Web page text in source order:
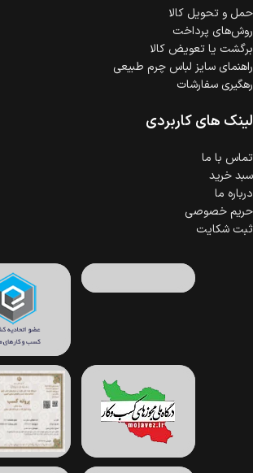
گارانتی معتبر برای تمامی محصولات ارائهحمل‌ و تحویل کالا
روش‌های پرداخت
برگشت یا تعویض کالا
راهنمای سایز لباس چرم طبیعی
رهگیری سفارشات
لینک های کاربردی
تماس با ما
سبد خرید
درباره ما
حریم خصوصی
ثبت شکایت